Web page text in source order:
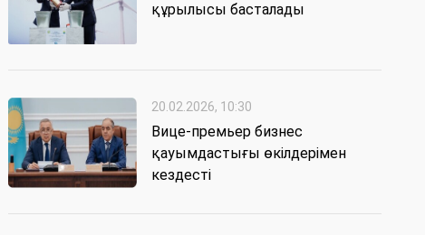
құрылысы басталады
20.02.2026, 10:30
Вице-премьер бизнес
қауымдастығы өкілдерімен
кездесті